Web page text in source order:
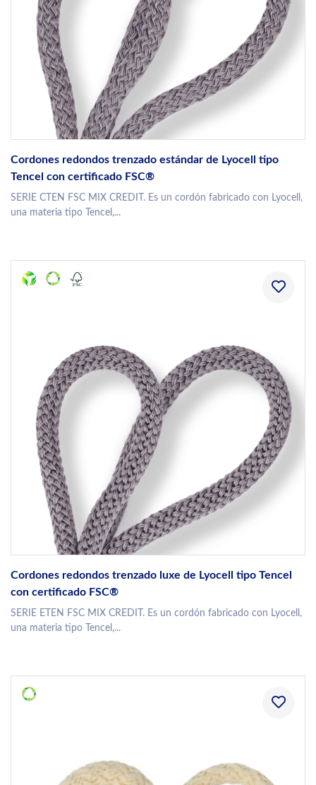
Cordones redondos trenzado estándar de Lyocell tipo
Tencel con certificado FSC®
SERIE CTEN FSC MIX CREDIT. Es un cordón fabricado con Lyocell,
una materia tipo Tencel,...
Cordones redondos trenzado luxe de Lyocell tipo Tencel
con certificado FSC®
SERIE ETEN FSC MIX CREDIT. Es un cordón fabricado con Lyocell,
una materia tipo Tencel,...